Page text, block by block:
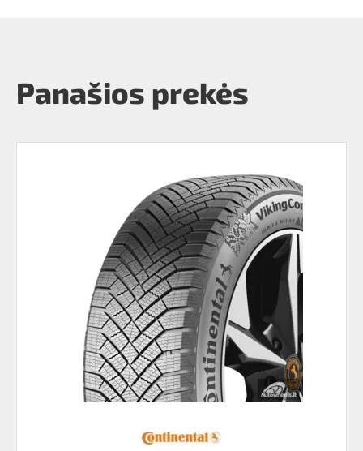
Panašios prekės